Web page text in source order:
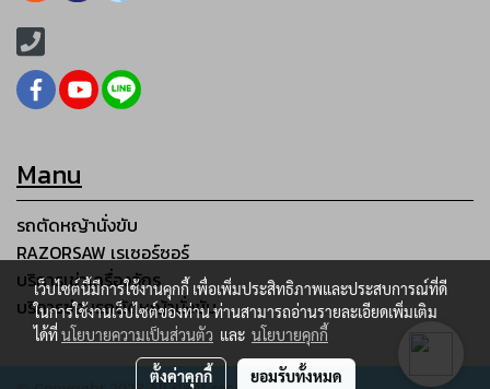
Manu
รถตัดหญ้านั่งขับ
RAZORSAW เรเซอร์ซอร์
บริการเช่าเครื่องจักร
บริการซ่อมรถตัดหญ้านั่งขับ
เว็บไซต์นี้มีการใช้งานคุกกี้ เพื่อเพิ่มประสิทธิภาพและประสบการณ์ที่ดี
ในการใช้งานเว็บไซต์ของท่าน ท่านสามารถอ่านรายละเอียดเพิ่มเติม
ได้ที่นโยบายความเป็นส่วนตัว และ นโยบายคุกกี้
ตั้งค่าคุกกี้ ยอมรับทั้งหมด